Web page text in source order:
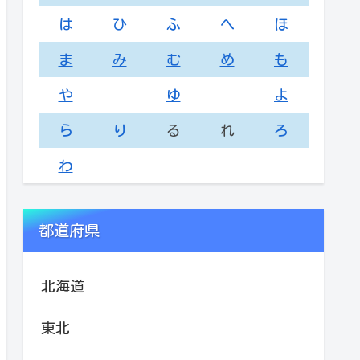
は ひ ふ へ ほ
ま み む め も
や ゆ よ
ら り る れ ろ
わ
都道府県
北海道
東北